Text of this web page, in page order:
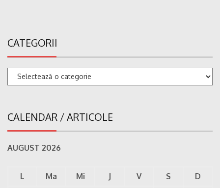
CATEGORII
Categorii
CALENDAR / ARTICOLE
AUGUST 2026
L Ma Mi J V S
D